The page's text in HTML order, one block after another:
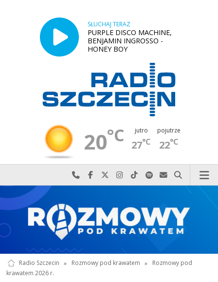
SŁUCHAJ TERAZ
PURPLE DISCO MACHINE,
BENJAMIN INGROSSO -
HONEY BOY
20°C jutro
27°C
pojutrze
22°C
Najlepiej po prostu do nas zadzwoń
Odwiedź nas na Facebook-u
Odwiedź nas na X
Odwiedź nas na Instagram-ie
Odwiedź nas na TikTok-u
Szukaj nas na Spotify
Wyślij do nas
Szukaj
Radio Szczecin » Rozmowy pod krawatem »
Rozmowy pod
krawatem 2026 r.